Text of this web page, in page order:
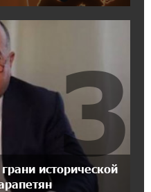
разногласия, но связи
что делаем?
клиентам в Ванадзоре:
уничтожить
исторической
3